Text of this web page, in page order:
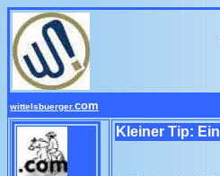
wittelsbuerger.com
Kleiner Tip: